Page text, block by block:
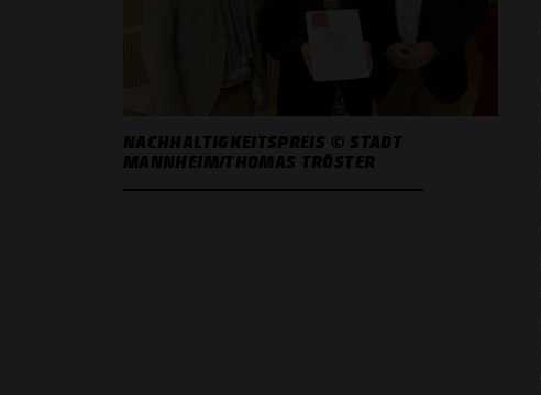
NACHHALTIGKEITSPREIS © STADT
MANNHEIM/THOMAS TRÖSTER